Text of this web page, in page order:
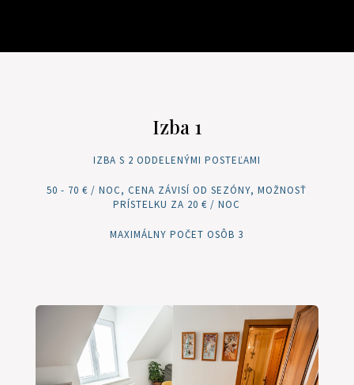
Izba 1
IZBA S 2 ODDELENÝMI POSTEĽAMI
50 - 70 € / NOC, CENA ZÁVISÍ OD SEZÓNY, MOŽNOSŤ
PRÍSTELKU ZA 20 € / NOC
MAXIMÁLNY POČET OSÔB 3